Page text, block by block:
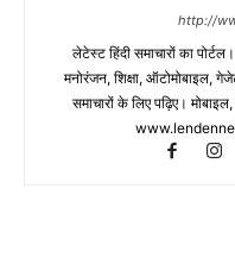
http://
लेटेस्ट हिंदी समाचारों का
मनोरंजन, शिक्षा, ऑटोमोबाइल,
समाचारों के लिए पढ़िए।